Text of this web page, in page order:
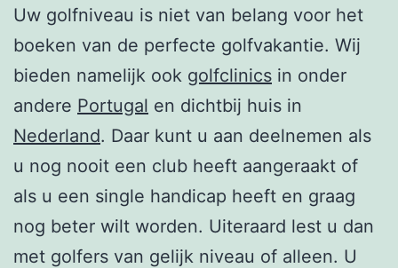
Uw golfniveau is niet van belang voor het
boeken van de perfecte golfvakantie. Wij
bieden namelijk ook golfclinics in onder
andere Portugal en dichtbij huis in
Nederland. Daar kunt u aan deelnemen als
u nog nooit een club heeft aangeraakt of
als u een single handicap heeft en graag
nog beter wilt worden. Uiteraard lest u dan
met golfers van gelijk niveau of alleen. U